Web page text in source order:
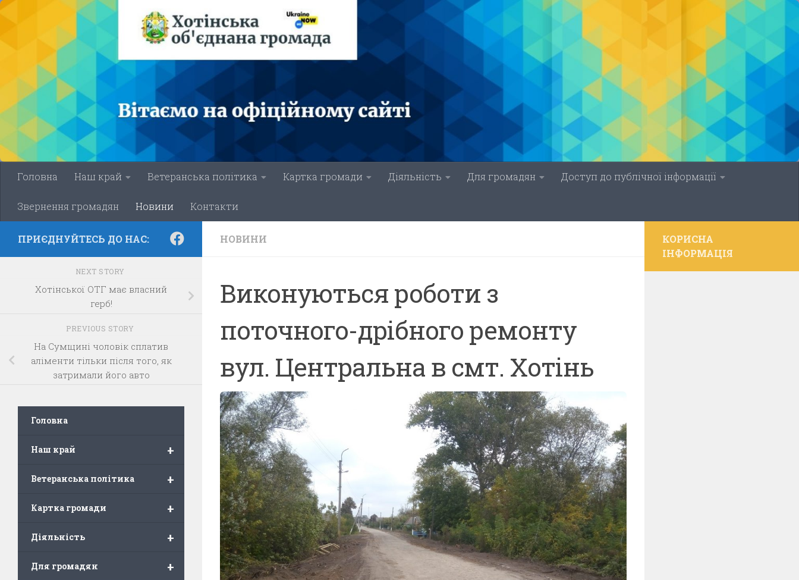
Skip to content
Головна Наш край Ветеранська політика Картка громади Діяльність Для громадян Доступ до публічної інформації
Звернення громадян Новини Контакти
НОВИНИ
Виконуються роботи з
поточного-дрібного ремонту
вул. Центральна в смт. Хотінь
ПРИЄДНУЙТЕСЬ ДО НАС:
NEXT STORY
Хотінської ОТГ має власний
герб!
PREVIOUS STORY
На Сумщині чоловік сплатив
аліменти тільки після того, як
затримали його авто
Головна
+
Наш край
+
Ветеранська політика
+
Картка громади
+
Діяльність
+
Для громадян
КОРИСНА
ІНФОРМАЦІЯ